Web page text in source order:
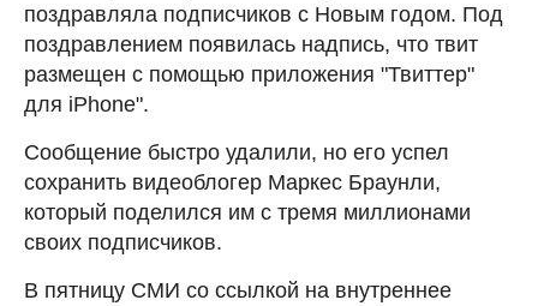
поздравляла подписчиков с Новым годом. Под
поздравлением появилась надпись, что твит
размещен с помощью приложения "Твиттер"
для iPhone".
Сообщение быстро удалили, но его успел
сохранить видеоблогер Маркес Браунли,
который поделился им с тремя миллионами
своих подписчиков.
В пятницу СМИ со ссылкой на внутреннее